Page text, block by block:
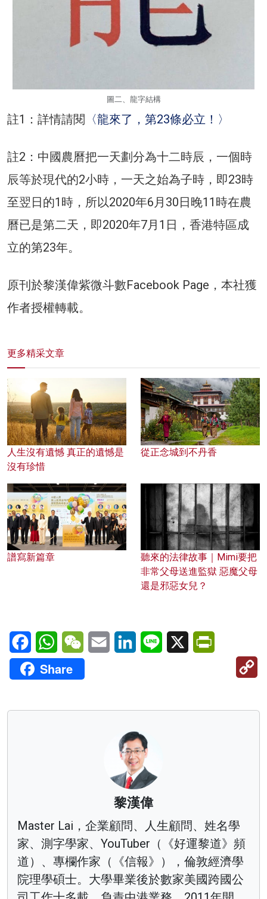
圖二、龍字結構
註1：詳情請閱 〈龍來了，第23條必立！〉
註2：中國農曆把一天劃分為十二時辰，一個時
辰等於現代的2小時，一天之始為子時，即23時
至翌日的1時，所以2020年6月30日晚11時在農
曆已是第二天，即2020年7月1日，香港特區成
立的第23年。
原刊於黎漢偉紫微斗數Facebook Page，本社獲
作者授權轉載。
更多精采文章
人生沒有遺憾 真正的遺憾是
沒有珍惜
從正念城到不丹香
譜寫新篇章
聽來的法律故事｜Mimi要把
非常父母送進監獄 惡魔父母
還是邪惡女兒？
FacebookWhatsAppWeChatEmail LinkedInLine X
Share
黎漢偉
Master Lai，企業顧問、人生顧問、姓名學
家、測字學家、YouTuber（《好運黎道》頻
道）、專欄作家（《信報》），倫敦經濟學
院理學碩士。大學畢業後於數家美國跨國公